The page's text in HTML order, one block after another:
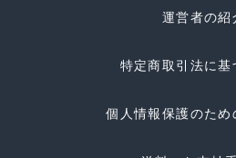
運営者の紹
特定商取引法に基
個人情報保護のため